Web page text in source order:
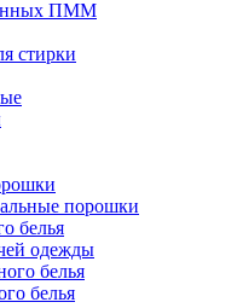
ПММ
стирки
порошки
белья
одежды
белья
белья